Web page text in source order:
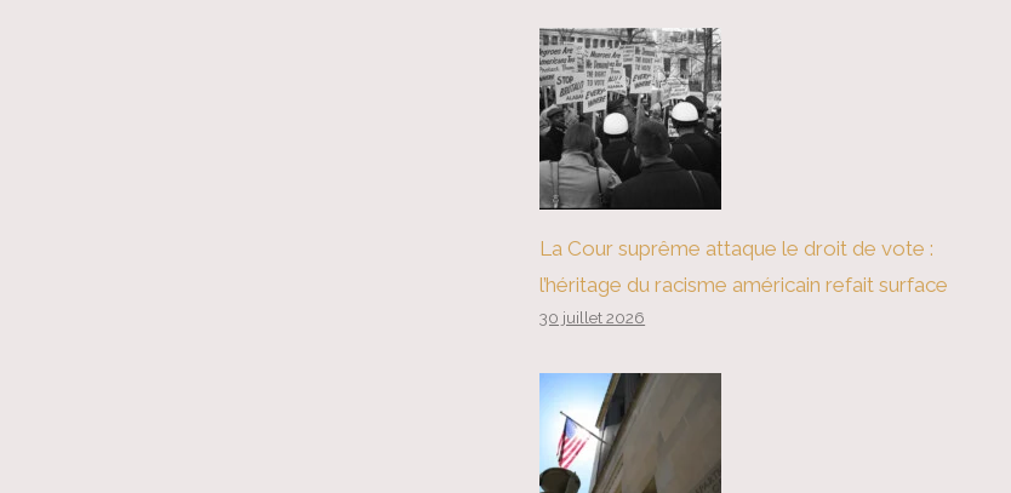
La Cour suprême attaque le droit de vote :
l’héritage du racisme américain refait surface
30 juillet 2026